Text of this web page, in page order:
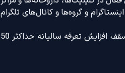
و گروه‌ها و کانال‌های تلگرام
ضمنا امکان ثبت آگهی با کامل‌ترین امکانات رایج و کم‌ترین تعرفه بازار فراهم است و سقف افزایش تعرفه سالیانه حداکثر 50